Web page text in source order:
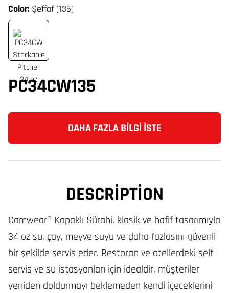
Color: Şeffaf (135)
PC34CW135
DAHA FAZLA BILGI İSTE
DESCRIPTION
Camwear® Kapaklı Sürahi, klasik ve hafif tasarımıyla
34 oz su, çay, meyve suyu ve daha fazlasını güvenli
bir şekilde servis eder. Restoran ve otellerdeki self
servis ve su istasyonları için idealdir, müşteriler
yeniden doldurmayı beklemeden kendi içeceklerini